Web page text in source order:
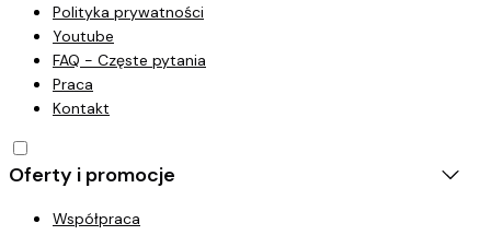
Polityka prywatności
Youtube
FAQ - Częste pytania
Praca
Kontakt
Oferty i promocje
Współpraca